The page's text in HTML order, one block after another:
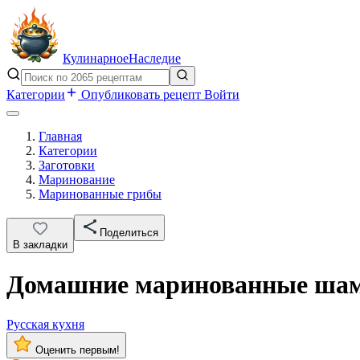
КулинарноеНаследие
Категории Опубликовать рецепт Войти
Главная
Категории
Заготовки
Маринование
Маринованные грибы
В закладки
Поделиться
Домашние маринованные
Русская кухня
Оценить первым!